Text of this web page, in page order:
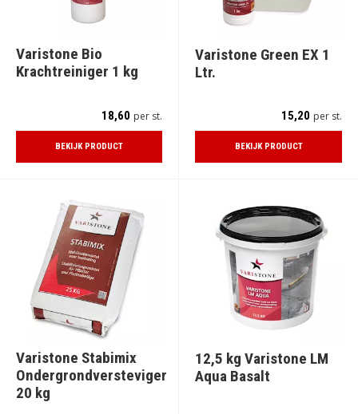
Varistone Bio
Krachtreiniger 1 kg
18,60 per st.
BEKIJK PRODUCT
Varistone Green EX 1
Ltr.
15,20 per st.
BEKIJK PRODUCT
Varistone Stabimix
Ondergrondversteviger
20 kg
12,5 kg Varistone LM
Aqua Basalt